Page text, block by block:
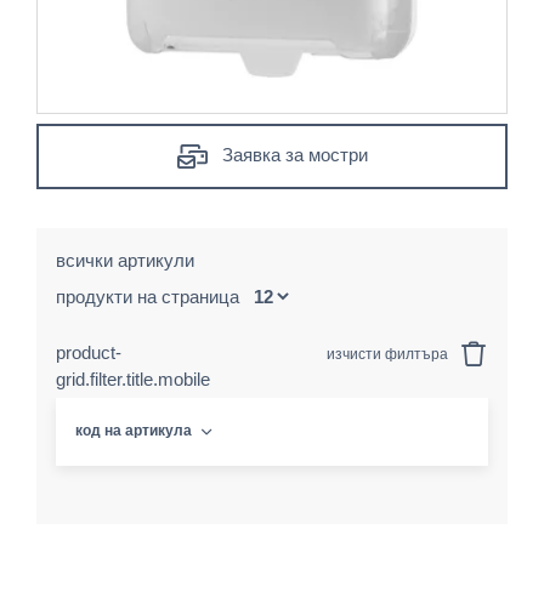
Заявка за мостри
всички артикули
продукти на страница
product-
grid.filter.title.mobile
изчисти филтъра
код на артикула